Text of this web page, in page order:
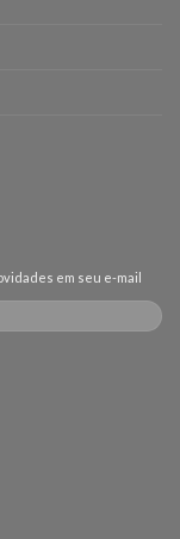
em seu e-mail